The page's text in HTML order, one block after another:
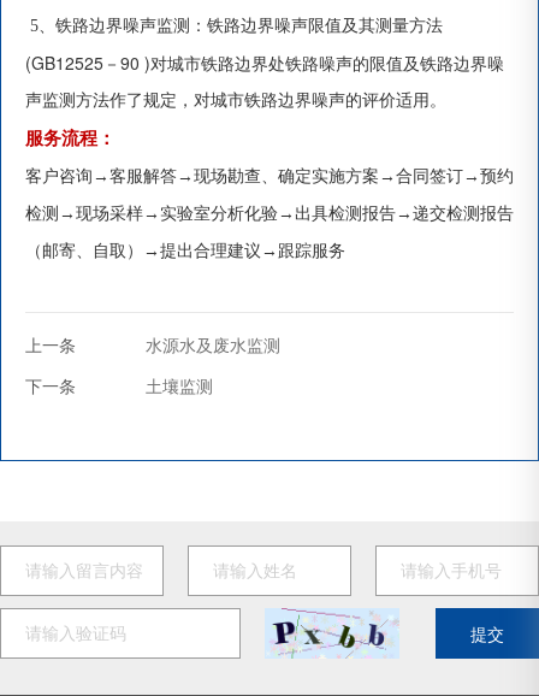
5、铁路边界噪声监测：铁路边界噪声限值及其测量方法
(GB12525－90 )对城市铁路边界处铁路噪声的限值及铁路边界噪
声监测方法作了规定，对城市铁路边界噪声的评价适用。
服务流程：
客户咨询→客服解答→现场勘查、确定实施方案→合同签订→预约
检测→现场采样→实验室分析化验→出具检测报告→递交检测报告
（邮寄、自取）→提出合理建议→跟踪服务
上一条
水源水及废水监测
下一条
土壤监测
提交